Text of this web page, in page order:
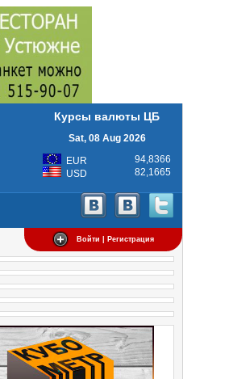
Курсы валюты ЦБ
Sat, 08 Aug 2026
EUR
94,8366
USD
82,1665
Войти | Регистрация